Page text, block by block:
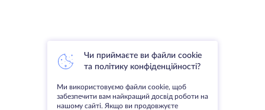
Чи приймаєте ви файли cookie
та політику конфіденційності?
Ми використовуємо файли cookie, щоб
забезпечити вам найкращий досвід роботи на
нашому сайті. Якщо ви продовжуєте